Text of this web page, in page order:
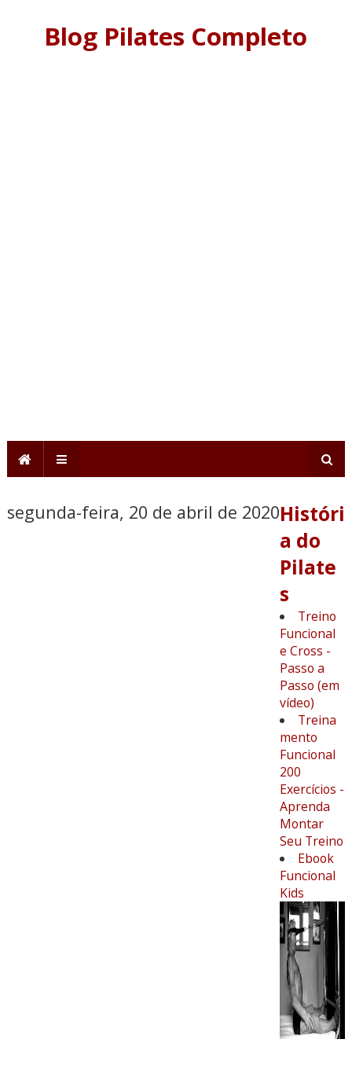
Blog Pilates Completo
segunda-feira, 20 de abril de 2020Históri
a do
Pilate
s
Treino
Funcional
e Cross -
Passo a
Passo (em
vídeo)
Treina
mento
Funcional
200
Exercícios -
Aprenda
Montar
Seu Treino
Ebook
Funcional
Kids